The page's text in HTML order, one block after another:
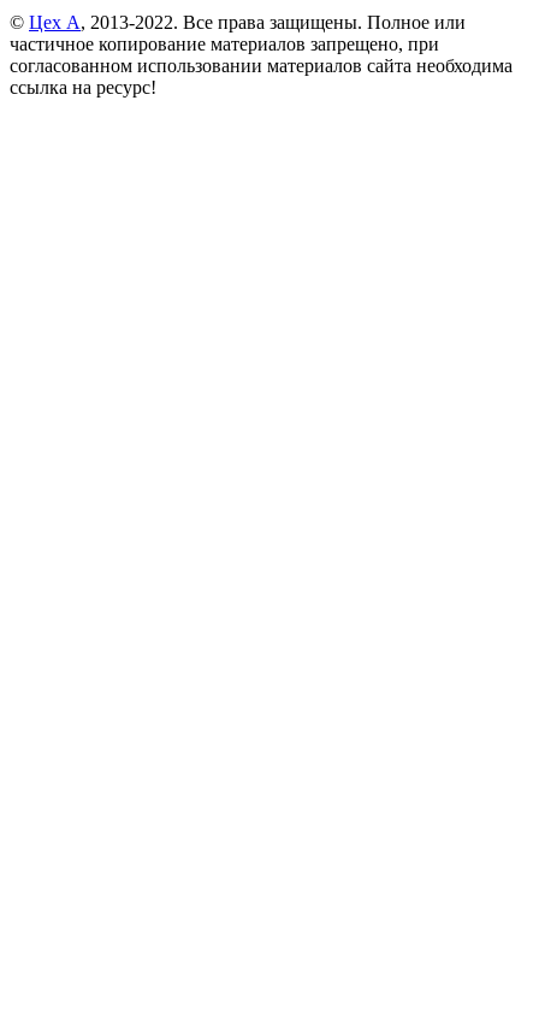
© Цех А, 2013-2022. Все права защищены. Полное или
частичное копирование материалов запрещено, при
согласованном использовании материалов сайта необходима
ссылка на ресурс!